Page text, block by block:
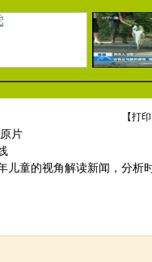
【打印
片
儿童的视角解读新闻，分